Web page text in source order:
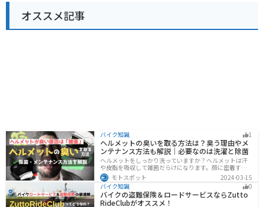
オススメ記事
バイク知識 1
ヘルメットの臭いを取る方法は？臭う理由やメ
ンテナンス方法も解説｜必要なのは洗濯と除菌
ヘルメットをしっかり洗っていますか？ヘルメットは汗
や皮脂を吸収して雑菌だらけになります。顔に密着する
物なのでしっかりと除菌・消臭をする必要があります。
この記事では、ヘルメットをまるっと綺麗にする方法を
まとめました。まだメンテナンスをしたことがないとい
う人はぜひ参考にしてください。
モトスポット
2024-03-15
バイク知識
0
バイクの盗難保険＆ロードサービスならZutto
RideClubがオススメ！